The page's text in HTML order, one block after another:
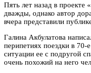
Пять лет назад в проекте
дважды, однако автор
вчера представили
Галина Акбулатова
перипетиях поездки в 70-
ситуации ее с подругой
очень похожий на него